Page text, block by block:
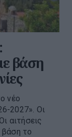
βάση
νέο
2027». Οι
αιτήσεις
βάση το